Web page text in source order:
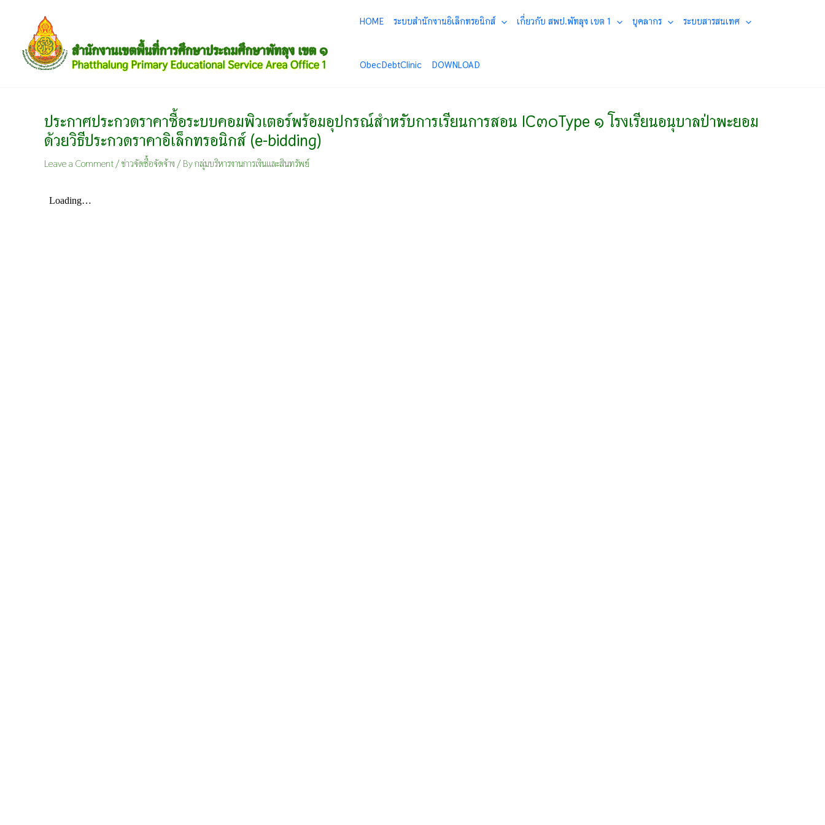
HOME ระบบสำนักงานอิเล็กทรอนิกส์ เกี่ยวกับ สพป.พัทลุง เขต 1 บุคลากร ระบบสารสนเทศ
ObecDebtClinic DOWNLOAD
ประกาศประกวดราคาซื้อระบบคอมพิวเตอร์พร้อมอุปกรณ์สำหรับการเรียนการสอน IC๓๐Type ๑ โรงเรียนอนุบาลป่าพะยอม
ด้วยวิธีประกวดราคาอิเล็กทรอนิกส์ (e-bidding)
Leave a Comment/ข่าวจัดซื้อจัดจ้าง / Byกลุ่มบริหารงานการเงินและสินทรัพย์